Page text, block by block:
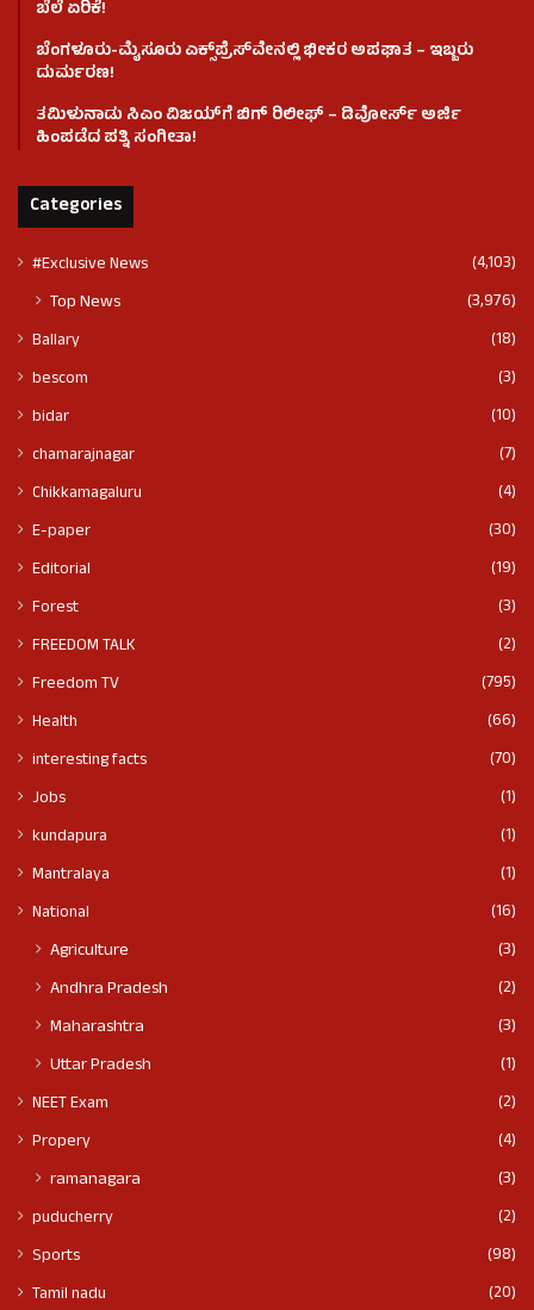
ಬೆಲೆ ಏರಿಕೆ!
ಬೆಂಗಳೂರು-ಮೈಸೂರು ಎಕ್ಸ್‌ಪ್ರೆಸ್‌ವೇನಲ್ಲಿ ಭೀಕರ ಅಪಘಾತ – ಇಬ್ಬರು
ದುರ್ಮರಣ!
ತಮಿಳುನಾಡು ಸಿಎಂ ವಿಜಯ್‌ಗೆ ಬಿಗ್ ರಿಲೀಫ್ – ಡಿವೋರ್ಸ್ ಅರ್ಜಿ
ಹಿಂಪಡೆದ ಪತ್ನಿ ಸಂಗೀತಾ!
Categories
#Exclusive News (4,103)
Top News (3,976)
Ballary
(18)
bescom
(3)
bidar
(10)
chamarajnagar
(7)
Chikkamagaluru
(4)
E-paper
(30)
Editorial
(19)
Forest
(3)
FREEDOM TALK
(2)
Freedom TV
(795)
Health
(66)
interesting facts
(70)
Jobs
(1)
kundapura
(1)
Mantralaya
(1)
National
(16)
Agriculture
(3)
Andhra Pradesh
(2)
Maharashtra
(3)
Uttar Pradesh
(1)
NEET Exam
(2)
Propery
(4)
ramanagara (3)
puducherry
(2)
Sports
(98)
Tamil nadu
(20)